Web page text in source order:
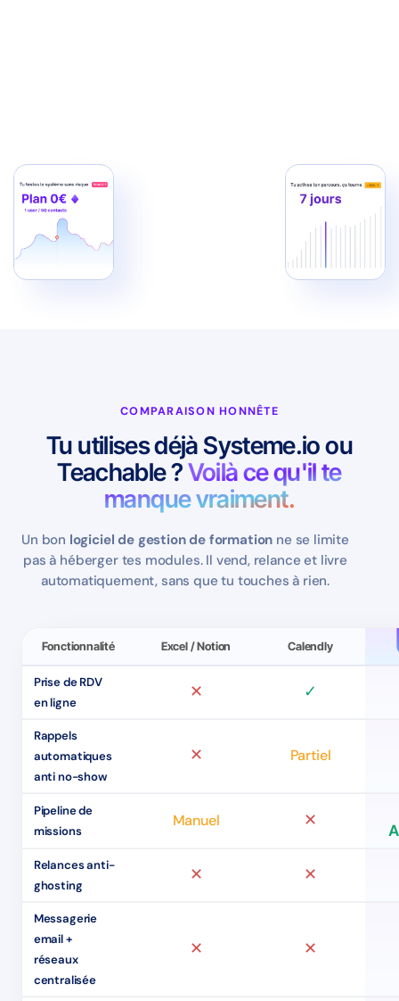
COMPARAISON HONNÊTE
Tu utilises déjà Systeme.io ou
Teachable ?Voilà ce qu'il te
manque vraiment.
Un bon logiciel de gestion de formation ne se limite
pas à héberger tes modules. Il vend, relance et livre
automatiquement, sans que tu touches à rien.
Fonctionnalité Excel / Notion Calendly
Prise de RDV
en ligne
✕ ✓
Rappels
automatiques
anti no-show
✕ Partiel
Pipeline de
missions
Manuel ✕
Relances anti-
ghosting
✕ ✕
Messagerie
email +
réseaux
centralisée
✕ ✕